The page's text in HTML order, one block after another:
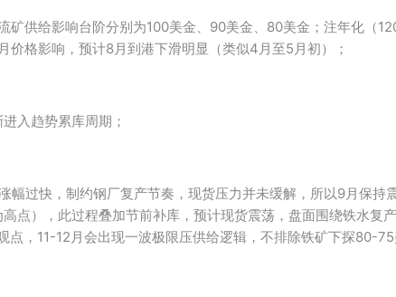
矿供给影响台阶分别为100美金、90美金、80美金；注年化
格影响，预计8月到港下滑明显（类似4月至5月初）；
入趋势累库周期；
过快，制约钢厂复产节奏，现货压力并未缓解，所以9月保持
点），此过程叠加节前补库，预计现货震荡，盘面围绕铁水复
，11-12月会出现一波极限压供给逻辑，不排除铁矿下探80-75